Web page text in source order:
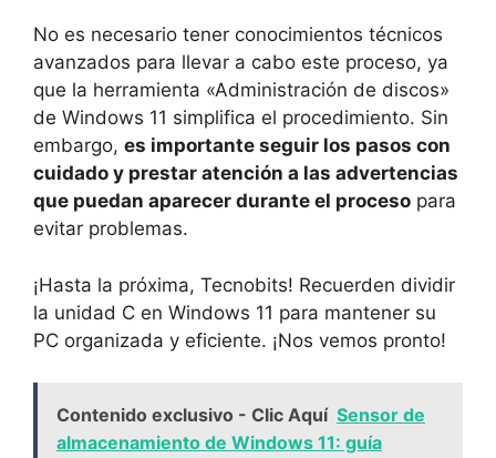
No es necesario tener conocimientos técnicos
avanzados para llevar a cabo este proceso, ya
que la herramienta «Administración de discos»
de Windows 11 simplifica el procedimiento. Sin
embargo, es importante seguir los pasos con
cuidado y prestar atención a las advertencias
que puedan aparecer durante el proceso para
evitar problemas.
¡Hasta la próxima, Tecnobits! Recuerden dividir
la unidad C en Windows 11 para mantener su
PC organizada y eficiente. ¡Nos vemos pronto!
Contenido exclusivo - Clic Aquí Sensor de
almacenamiento de Windows 11: guía